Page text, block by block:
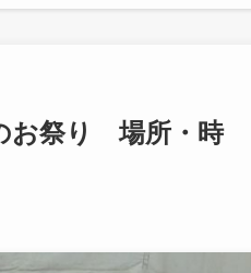
お祭り 場所・時